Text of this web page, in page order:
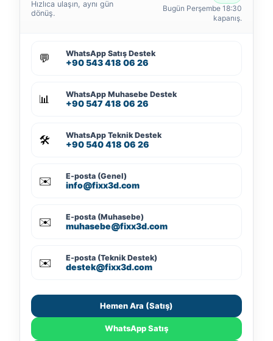
Hızlıca ulaşın, aynı gün
dönüş.
Bugün Perşembe 18:30
kapanış.
💬 WhatsApp Satış Destek
+90 543 418 06 26
📊 WhatsApp Muhasebe Destek
+90 547 418 06 26
🛠️ WhatsApp Teknik Destek
+90 540 418 06 26
✉️ E-posta (Genel)
info@fixx3d.com
✉️ E-posta (Muhasebe)
muhasebe@fixx3d.com
✉️ E-posta (Teknik Destek)
destek@fixx3d.com
Hemen Ara (Satış)
WhatsApp Satış